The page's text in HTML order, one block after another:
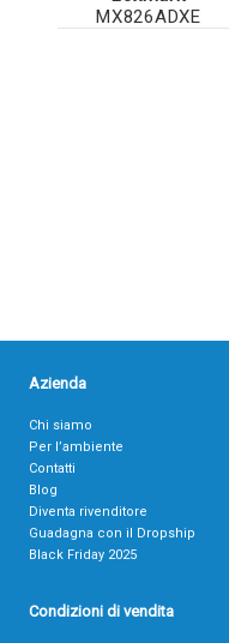
MX826ADXE
Azienda
Chi siamo
Per l’ambiente
Contatti
Blog
Diventa rivenditore
Guadagna con il Dropship
Black Friday 2025
Condizioni di vendita